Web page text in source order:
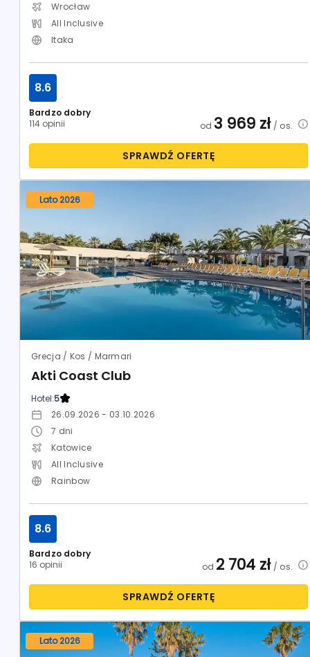
Wrocław
All Inclusive
Itaka
Bardzo dobry
114 opinii
8.6
od 3 969 zł/ os.
SPRAWDŹ OFERTĘ
Lato 2026
Grecja / Kos / Marmari
Akti Coast Club
Hotel:5
26.09.2026 - 03.10.2026
7 dni
Katowice
All Inclusive
Rainbow
Bardzo dobry
16 opinii
8.6
od 2 704 zł/ os.
SPRAWDŹ OFERTĘ
Lato 2026